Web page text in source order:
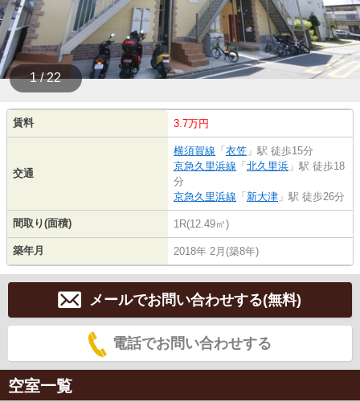
1 / 22
賃料 3.7万円
交通
横須賀線 「 衣笠 」駅 徒歩15分
京急久里浜線 「 北久里浜 」駅 徒歩18
分
京急久里浜線 「 新大津 」駅 徒歩26分
間取り(面積) 1R(12.49㎡)
築年月 2018年 2月(築8年)
メールでお問い合わせする(無料)
電話でお問い合わせする
空室一覧